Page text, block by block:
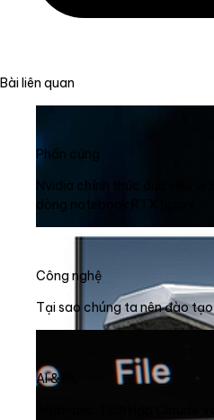
Bài liên quan
Phần cứng
Nvidia chính thức đưa siêu vi
dòng notebook RTX Spark
Công nghệ
Tại sao chúng ta nên đào
AI & ML
Anthropic Tích Hợp Claude